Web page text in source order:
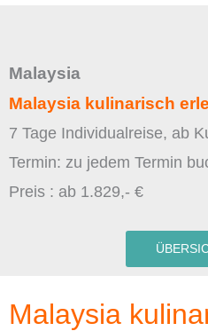
Malaysia
Malaysia kulinarisch
7 Tage Individualreise, ab
Termin: zu jedem Termin
Preis : ab 1.829,- €
Malaysia